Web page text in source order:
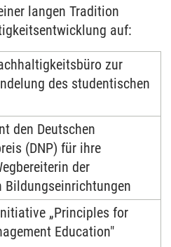
langen Tradition
auf:
zur
des studentischen
den Deutschen
(DNP) für ihre
der
„Principles for
Education"